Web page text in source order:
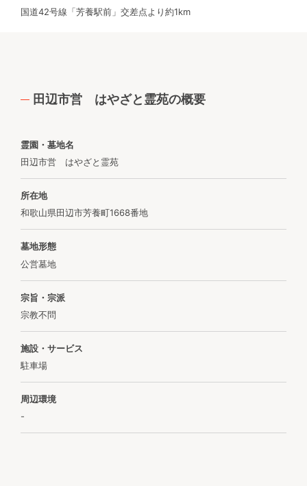
国道42号線「芳養駅前」交差点より約1km
田辺市営 はやざと霊苑の概要
霊園・墓地名
田辺市営 はやざと霊苑
所在地
和歌山県田辺市芳養町1668番地
墓地形態
公営墓地
宗旨・宗派
宗教不問
施設・サービス
駐車場
周辺環境
-